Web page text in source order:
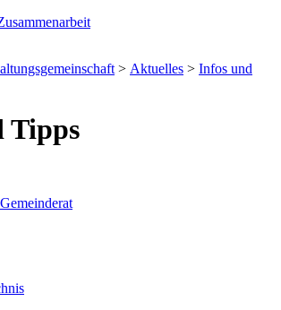
> Aktuelles > Infos und
Tipps